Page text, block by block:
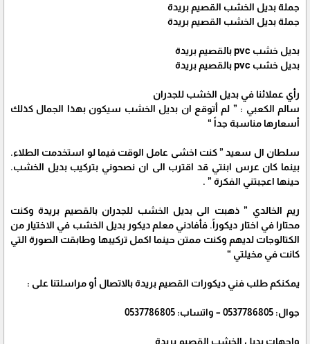
جملة بديل الخشب القصيم بريدة
جملة بديل الخشب القصيم بريدة
بديل خشب pvc بالقصيم بريدة
بديل خشب pvc بالقصيم بريدة
رأي عملائنا في بديل الخشب للجدران
سالم الكعبي : ” لم أتوقع ان بديل الخشب سيكون بهذا الجمال كذلك
أسعارها مناسبة جداً “
سلطان ال سعيد ” كنت اخشى عامل الوقت فيما لو استخدمت الطلاء.
بينما كان عرس ابنتي قد اقترب الى ان نصحوني بتركيب بديل الخشب.
حينها اعجبتني الفكرة ” .
ريم الخالدي ” ذهبت الى بديل الخشب للجدران بالقصيم بريدة وكنت
محتارا في اختار ديكوراً. فأفادني معلم ديكور بديل الخشب في الاختيار من
الكتالوجات لديهم وكنت ممتن حينما اكمل تركيبها وطابقت الصورة التي
كانت في مخيلتي “
يمكنكم طلب فني ديكورات القصيم بريدة بالاتصال أو مراسلتنا على :
جوال: 0537786805 – واتساب: 0537786805
واجهات بديل الخشب القصيم بريدة